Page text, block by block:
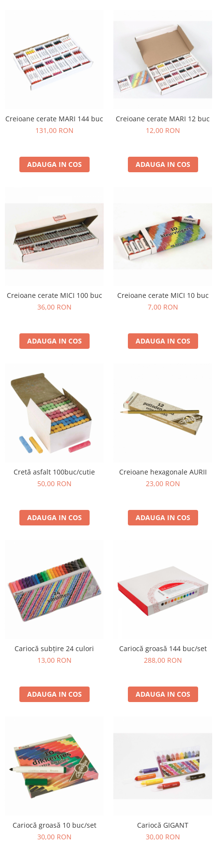
Creioane cerate MARI 144 buc
131,00 RON
ADAUGA IN COS
Creioane cerate MARI 12 buc
12,00 RON
ADAUGA IN COS
Creioane cerate MICI 100 buc
36,00 RON
ADAUGA IN COS
Creioane cerate MICI 10 buc
7,00 RON
ADAUGA IN COS
Cretă asfalt 100buc/cutie
50,00 RON
ADAUGA IN COS
Creioane hexagonale AURII
23,00 RON
ADAUGA IN COS
Cariocă subțire 24 culori
13,00 RON
ADAUGA IN COS
Cariocă groasă 144 buc/set
288,00 RON
ADAUGA IN COS
Cariocă groasă 10 buc/set
30,00 RON
Cariocă GIGANT
30,00 RON